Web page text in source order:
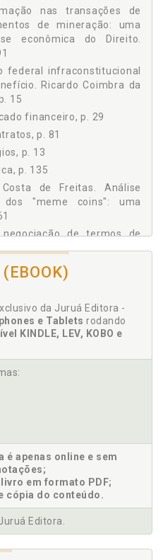
NAS TRANSAÇÕES DE
DE MINERAÇÃO: UMA
ECONÔMICA DO DIREITO /
nas transações de
de mineração: uma
econômica do Direito.
federal infraconstitucional
Ricardo Coimbra da
15
financeiro, p. 29
p. 81
p. 13
p. 135
de Freitas. Análise
"meme coins": uma
de termos de
Henrique de Oliveira
dos "meme coins":
Direito. A assimetria de
de terras em
do Direito. Ernesto
Direito. Uma leitura do
corresponder o valor
aos preços referenciais
y Maurity, p. 137
de concessão em
de caso do Parque
Pieroni, p. 169
eficiência dos contratos
planos de saúde. Vinicius
da Juruá Editora -
e Tablets rodando
KINDLE, LEV, KOBO e
é apenas online e sem
em formato PDF;
cópia do conteúdo.
Editora.